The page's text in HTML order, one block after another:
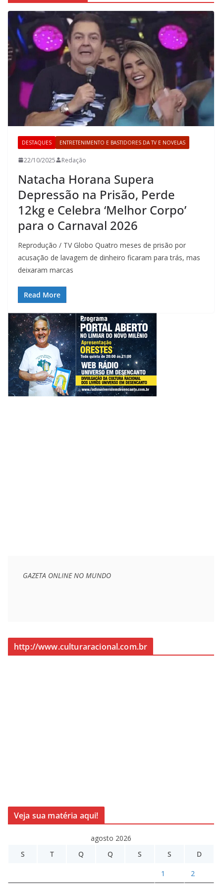
DESTAQUES ENTRETENIMENTO E BASTIDORES DA TV E NOVELAS
22/10/2025 Redação
Natacha Horana Supera
Depressão na Prisão, Perde
12kg e Celebra ‘Melhor Corpo’
para o Carnaval 2026
Reprodução / TV Globo Quatro meses de prisão por
acusação de lavagem de dinheiro ficaram para trás, mas
deixaram marcas
Read More
GAZETA ONLINE NO MUNDO
http://www.culturaracional.com.br
Veja sua matéria aqui!
agosto 2026
S
T Q Q S S D
1 2